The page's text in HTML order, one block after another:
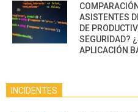
ASISTENTES
DE
SEGURIDAD?
APLICACIÓN
INCIDENTES